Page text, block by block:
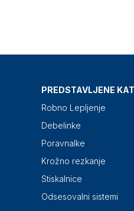
PREDSTAVLJENE
Robno Lepljenje
Debelinke
Poravnalke
Krožno rezkanje
Stiskalnice
Odsesovalni sistemi